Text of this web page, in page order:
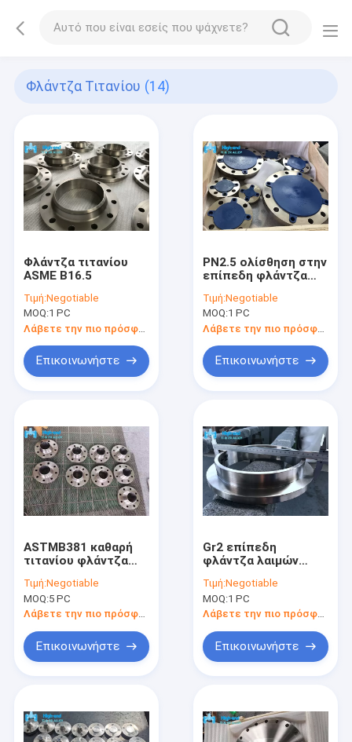
Φλάντζα Τιτανίου (14)
Φλάντζα τιτανίου
ASME B16.5
Τιμή:Negotiable
MOQ:1 PC
Λάβετε την πιο πρόσφατη τιμή
Επικοινωνήστε
PN2.5 ολίσθηση στην
επίπεδη φλάντζα
Τιμή:Negotiable
MOQ:1 PC
Επικοινωνήστε
ASTMB381 καθαρή
τιτανίου φλάντζα
φλαντζών
σφυρηλατημένη Gr2
Τιμή:Negotiable
MOQ:5 PC
Λάβετε την πιο πρόσφατη τιμή
Επικοινωνήστε
Gr2 επίπεδη
φλάντζα λαιμών
προσώπου
φλαντζών HG20615
λαιμών συγκόλλησης
Τιμή:Negotiable
MOQ:1 PC
Επικοινωνήστε